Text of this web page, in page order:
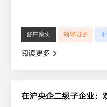
客户案例 领导班子
阅读更多
在沪央企二级子企业：